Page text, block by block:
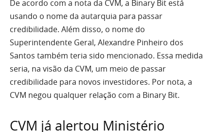
De acordo com a nota da CVM, a Binary Bit está
usando o nome da autarquia para passar
credibilidade. Além disso, o nome do
Superintendente Geral, Alexandre Pinheiro dos
Santos também teria sido mencionado. Essa medida
seria, na visão da CVM, um meio de passar
credibilidade para novos investidores. Por nota, a
CVM negou qualquer relação com a Binary Bit.
CVM já alertou Ministério